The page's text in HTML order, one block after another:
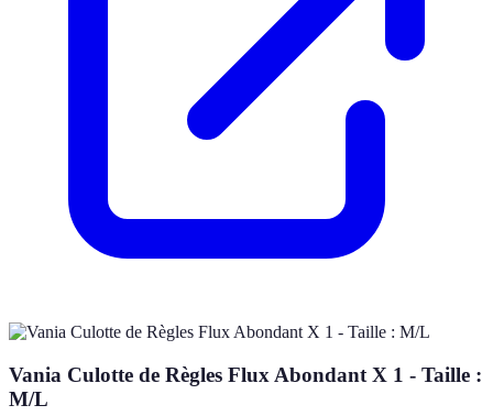
Vania Culotte de Règles Flux Abondant X 1 - Taille :
M/L